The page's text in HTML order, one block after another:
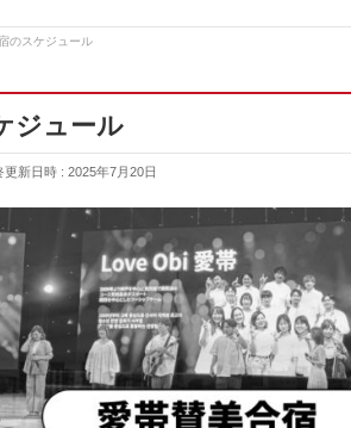
のスケジュール
ジュール
更新日時 : 2025年7月20日